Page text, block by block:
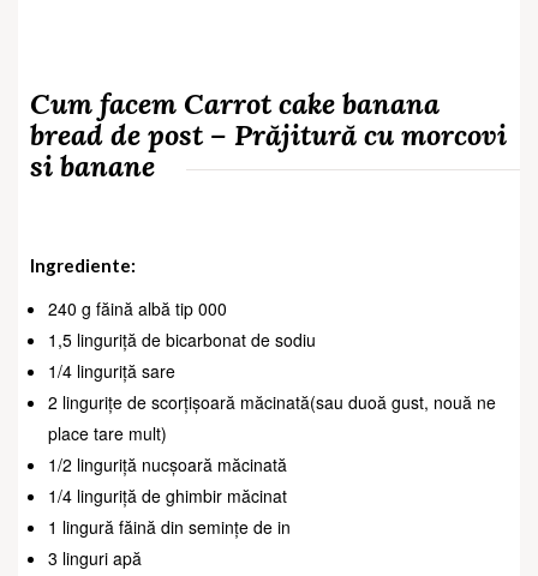
Cum facem Carrot cake banana
bread de post – Prăjitură cu morcovi
si banane
Ingrediente:
240 g făină albă tip 000
1,5 linguriță de bicarbonat de sodiu
1/4 linguriță sare
2 lingurițe de scorțișoară măcinată(sau duoă gust, nouă ne
place tare mult)
1/2 linguriță nucșoară măcinată
1/4 linguriță de ghimbir măcinat
1 lingură făină din semințe de in
3 linguri apă